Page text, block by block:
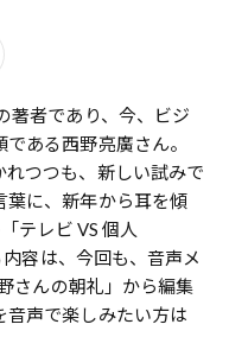
著者であり、今、ビジ
ある西野亮廣さん。
つつも、新しい試みで
葉に、新年から耳を傾
テレビ VS 個人
容は、今回も、音声メ
さんの朝礼」から編集
声で楽しみたい方は